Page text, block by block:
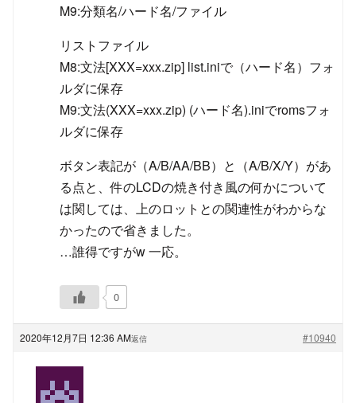
M9:分類名/ハード名/ファイル
リストファイル
M8:文法[XXX=xxx.zip] list.iniで（ハード名）フォ
ルダに保存
M9:文法(XXX=xxx.zip) (ハード名).iniでromsフォ
ルダに保存
ボタン表記が（A/B/AA/BB）と（A/B/X/Y）があ
る点と、件のLCDの焼き付き風の何かについて
は関しては、上のロットとの関連性がわからな
かったので省きました。
…誰得ですがw 一応。
0
2020年12月7日 12:36 AM #10940
返信